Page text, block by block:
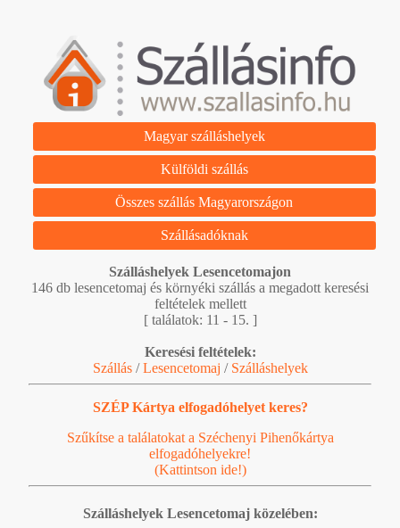
Magyar szálláshelyek
Külföldi szállás
Összes szállás Magyarországon
Szállásadóknak
Szálláshelyek Lesencetomajon
146 db lesencetomaj és környéki szállás a megadott keresési
feltételek mellett
[ találatok: 11 - 15. ]
Keresési feltételek:
Szállás/Lesencetomaj / Szálláshelyek
SZÉP Kártya elfogadóhelyet keres?
Szűkítse a találatokat a Széchenyi Pihenőkártya
elfogadóhelyekre!
(Kattintson ide!)
Szálláshelyek Lesencetomaj közelében: